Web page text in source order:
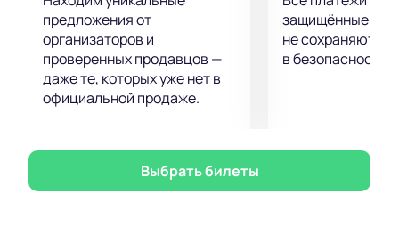
площадки и зависит от категории выбранных мест.
Не затягивайте с покупкой билетов, ведь шоу
пользуется большой популярностью.
предложения от
организаторов и
проверенных продавцов —
даже те, которых уже нет в
официальной продаже.
защищённые
не сохраняются
в безопасности.
Выбрать билеты